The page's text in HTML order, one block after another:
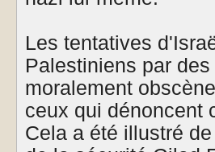
Les tentatives
Palestiniens par
moralement
ceux qui dénoncent
Cela a été illustré